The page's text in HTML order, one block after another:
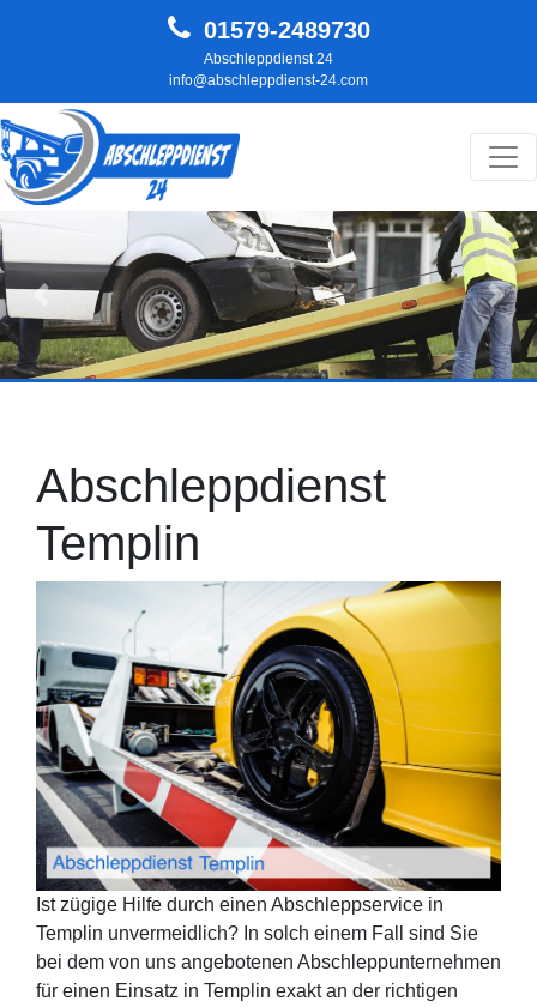
01579-2489730
Abschleppdienst 24
info@abschleppdienst-24.com
Hauptnavigation
Zurück
Abschleppdienst
Templin
Ist zügige Hilfe durch einen Abschleppservice in
Templin unvermeidlich? In solch einem Fall sind Sie
bei dem von uns angebotenen Abschleppunternehmen
für einen Einsatz in Templin exakt an der richtigen